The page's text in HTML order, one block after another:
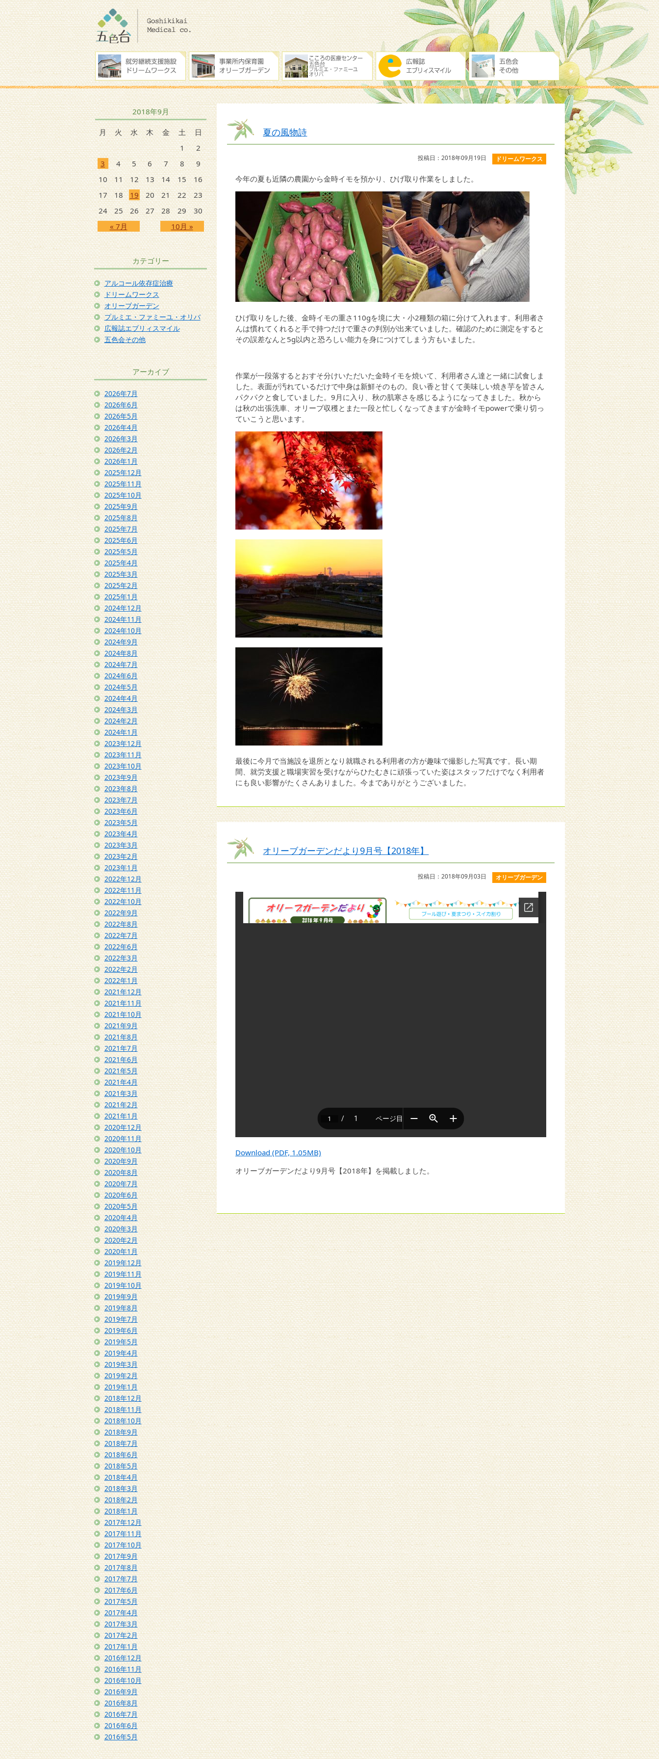
夏の風物詩
ドリームワークス
投稿日：2018年09月19日
今年の夏も近隣の農園から金時イモを預かり、ひげ取り作業をしました。
ひげ取りをした後、金時イモの重さ110gを境に大・小2種類の箱に分けて入れます。利用者さ
んは慣れてくれると手で持つだけで重さの判別が出来ていました。確認のために測定をすると
その誤差なんと5g以内と恐ろしい能力を身につけてしまう方もいました。
作業が一段落するとおすそ分けいただいた金時イモを焼いて、利用者さん達と一緒に試食しま
した。表面が汚れているだけで中身は新鮮そのもの。良い香と甘くて美味しい焼き芋を皆さん
パクパクと食していました。9月に入り、秋の肌寒さを感じるようになってきました。秋から
は秋の出張洗車、オリーブ収穫とまた一段と忙しくなってきますが金時イモpowerで乗り切っ
ていこうと思います。
最後に今月で当施設を退所となり就職される利用者の方が趣味で撮影した写真です。長い期
間、就労支援と職場実習を受けながらひたむきに頑張っていた姿はスタッフだけでなく利用者
にも良い影響がたくさんありました。今までありがとうございました。
オリーブガーデンだより9月号【2018年】
オリーブガーデン
投稿日：2018年09月03日
Download (PDF, 1.05MB)
オリーブガーデンだより9月号【2018年】を掲載しました。
2018年9月
月 火 水 木 金 土 日
« 7月 10月 »
1
2
3
4 5 6 7 8
9
10
11 12 13 14 15
16
17
18 19 20 21 22
23
24
25 26 27 28 29 30
カテゴリー
アルコール依存症治療
ドリームワークス
オリーブガーデン
プルミエ・ファミーユ・オリバ
広報誌エブリィスマイル
五色会その他
アーカイブ
2026年7月
2026年6月
2026年5月
2026年4月
2026年3月
2026年2月
2026年1月
2025年12月
2025年11月
2025年10月
2025年9月
2025年8月
2025年7月
2025年6月
2025年5月
2025年4月
2025年3月
2025年2月
2025年1月
2024年12月
2024年11月
2024年10月
2024年9月
2024年8月
2024年7月
2024年6月
2024年5月
2024年4月
2024年3月
2024年2月
2024年1月
2023年12月
2023年11月
2023年10月
2023年9月
2023年8月
2023年7月
2023年6月
2023年5月
2023年4月
2023年3月
2023年2月
2023年1月
2022年12月
2022年11月
2022年10月
2022年9月
2022年8月
2022年7月
2022年6月
2022年3月
2022年2月
2022年1月
2021年12月
2021年11月
2021年10月
2021年9月
2021年8月
2021年7月
2021年6月
2021年5月
2021年4月
2021年3月
2021年2月
2021年1月
2020年12月
2020年11月
2020年10月
2020年9月
2020年8月
2020年7月
2020年6月
2020年5月
2020年4月
2020年3月
2020年2月
2020年1月
2019年12月
2019年11月
2019年10月
2019年9月
2019年8月
2019年7月
2019年6月
2019年5月
2019年4月
2019年3月
2019年2月
2019年1月
2018年12月
2018年11月
2018年10月
2018年9月
2018年7月
2018年6月
2018年5月
2018年4月
2018年3月
2018年2月
2018年1月
2017年12月
2017年11月
2017年10月
2017年9月
2017年8月
2017年7月
2017年6月
2017年5月
2017年4月
2017年3月
2017年2月
2017年1月
2016年12月
2016年11月
2016年10月
2016年9月
2016年8月
2016年7月
2016年6月
2016年5月